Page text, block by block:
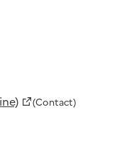
(Contact)